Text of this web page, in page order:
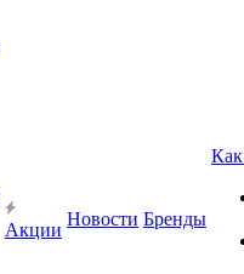
Акции
Новости Бренды